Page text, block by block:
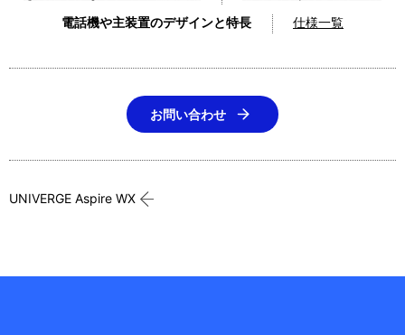
電話機や主装置のデザインと特長
仕様一覧
お問い合わせ
UNIVERGE Aspire WX